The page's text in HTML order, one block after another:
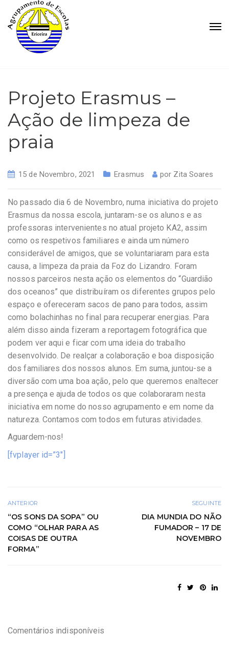
Projeto Erasmus –
Ação de limpeza de
praia
15 de Novembro, 2021 Erasmus por Zita Soares
No passado dia 6 de Novembro, numa iniciativa do projeto
Erasmus da nossa escola, juntaram-se os alunos e as
professoras intervenientes no atual projeto KA2, assim
como os respetivos familiares e ainda um número
considerável de amigos, que se voluntariaram para esta
causa, a limpeza da praia da Foz do Lizandro. Foram
nossos parceiros nesta ação os elementos do “Guardião
dos oceanos” que distribuíram os diferentes grupos pelo
espaço e ofereceram sacos de pano para todos, assim
como bolachinhas no final para recuperar energias. Para
além disso ainda fizeram a reportagem fotográfica que
podem ver aqui e ficar com uma ideia do trabalho
desenvolvido. De realçar a colaboração e boa disposição
dos familiares dos nossos alunos. Em suma, juntou-se a
diversão com uma boa ação, pelo que queremos enaltecer
a presença e ajuda de todos os que colaboraram nesta
iniciativa em nome do nosso agrupamento e em nome da
natureza. Contamos com todos em futuras atividades.
Aguardem-nos!
[fvplayer id=”3″]
ANTERIOR
“OS SONS DA SOPA” OU
COMO “OLHAR PARA AS
COISAS DE OUTRA
FORMA”
SEGUINTE
DIA MUNDIA DO NÃO
FUMADOR – 17 DE
NOVEMBRO
Comentários indisponíveis